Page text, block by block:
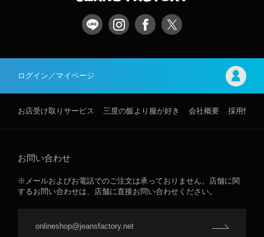
ログイン／マイページ
お店受け取りサービス 三度の飯より服が好き 会社概要 採用情報
お問い合わせ
※メールおよびお電話でのご注文は承っておりません。店舗に関
するお問い合わせは、店舗に直接お問い合わせください。
onlineshop@jeansfactory.net